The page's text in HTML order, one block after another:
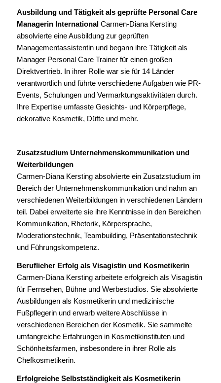
Ausbildung und Tätigkeit als geprüfte Personal Care
Managerin InternationalCarmen-Diana Kersting
absolvierte eine Ausbildung zur geprüften
Managementassistentin und begann ihre Tätigkeit als
Manager Personal Care Trainer für einen großen
Direktvertrieb. In ihrer Rolle war sie für 14 Länder
verantwortlich und führte verschiedene Aufgaben wie PR-
Events, Schulungen und Vermarktungsaktivitäten durch.
Ihre Expertise umfasste Gesichts- und Körperpflege,
dekorative Kosmetik, Düfte und mehr.
Zusatzstudium Unternehmenskommunikation und
Weiterbildungen
Carmen-Diana Kersting absolvierte ein Zusatzstudium im
Bereich der Unternehmenskommunikation und nahm an
verschiedenen Weiterbildungen in verschiedenen Ländern
teil. Dabei erweiterte sie ihre Kenntnisse in den Bereichen
Kommunikation, Rhetorik, Körpersprache,
Moderationstechnik, Teambuilding, Präsentationstechnik
und Führungskompetenz.
Beruflicher Erfolg als Visagistin und Kosmetikerin
Carmen-Diana Kersting arbeitete erfolgreich als Visagistin
für Fernsehen, Bühne und Werbestudios. Sie absolvierte
Ausbildungen als Kosmetikerin und medizinische
Fußpflegerin und erwarb weitere Abschlüsse in
verschiedenen Bereichen der Kosmetik. Sie sammelte
umfangreiche Erfahrungen in Kosmetikinstituten und
Schönheitsfarmen, insbesondere in ihrer Rolle als
Chefkosmetikerin.
Erfolgreiche Selbstständigkeit als Kosmetikerin